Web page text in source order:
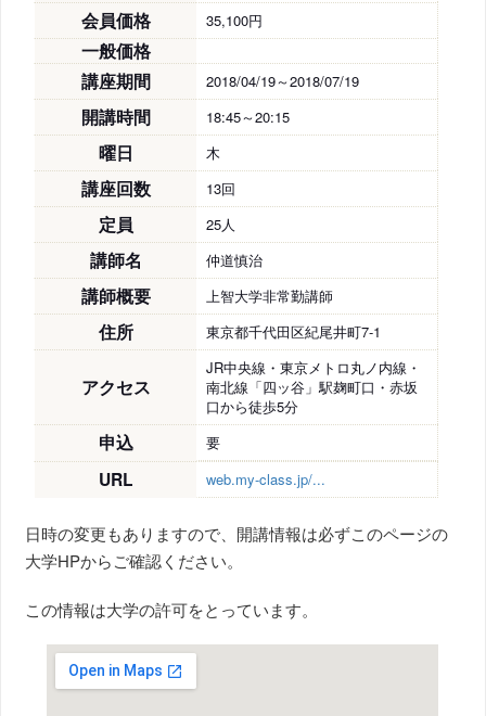
会員価格 35,100円
一般価格
講座期間
2018/04/19～2018/07/19
開講時間 18:45～20:15
曜日 木
講座回数 13回
定員 25人
講師名 仲道慎治
講師概要 上智大学非常勤講師
住所 東京都千代田区紀尾井町7-1
アクセス
JR中央線・東京メトロ丸ノ内線・
南北線「四ッ谷」駅麹町口・赤坂
口から徒歩5分
申込 要
URL web.my-class.jp/...
日時の変更もありますので、開講情報は必ずこのページの
大学HPからご確認ください。
この情報は大学の許可をとっています。